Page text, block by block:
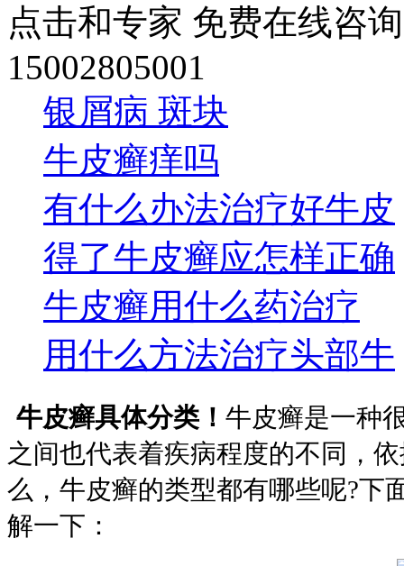
点击和专家 免费在线咨
15002805001
银屑病 斑块
牛皮癣痒吗
有什么办法治疗好牛皮
得了牛皮癣应怎样正确
牛皮癣用什么药治疗
用什么方法治疗头部牛
牛皮癣具体分类！ 牛皮癣是一种
之间也代表着疾病程度的不同，
么，牛皮癣的类型都有哪些呢?下
解一下：